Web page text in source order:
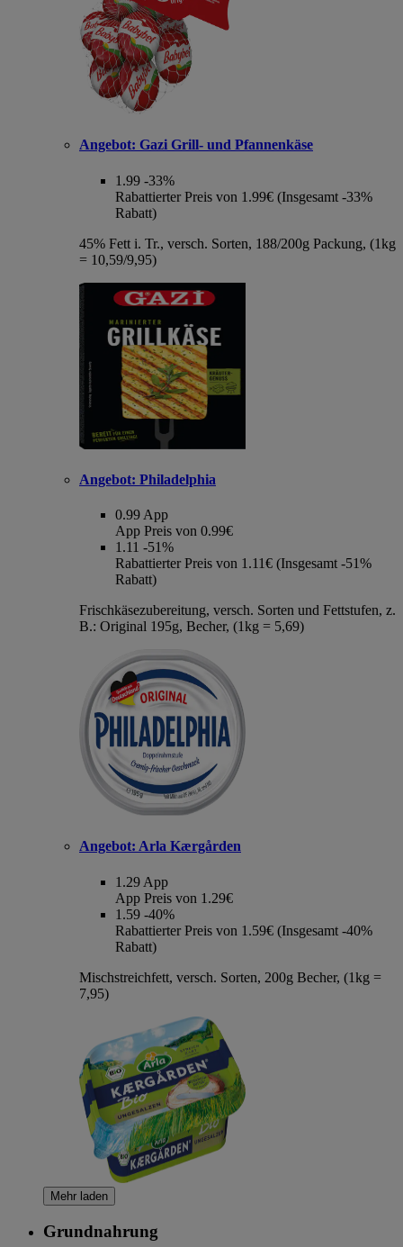
Angebot: Gazi Grill- und Pfannenkäse
1.99 -33%
Rabattierter Preis von 1.99€ (Insgesamt -33%
Rabatt)
45% Fett i. Tr., versch. Sorten, 188/200g Packung, (1kg
= 10,59/9,95)
Angebot: Philadelphia
0.99 App
App Preis von 0.99€
1.11 -51%
Rabattierter Preis von 1.11€ (Insgesamt -51%
Rabatt)
Frischkäsezubereitung, versch. Sorten und Fettstufen, z.
B.: Original 195g, Becher, (1kg = 5,69)
Angebot: Arla Kærgården
1.29 App
App Preis von 1.29€
1.59 -40%
Rabattierter Preis von 1.59€ (Insgesamt -40%
Rabatt)
Mischstreichfett, versch. Sorten, 200g Becher, (1kg =
7,95)
Mehr laden
Grundnahrung